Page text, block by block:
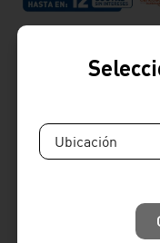
Cambios y devoluciones:
:
01 604
01)
Ubicación